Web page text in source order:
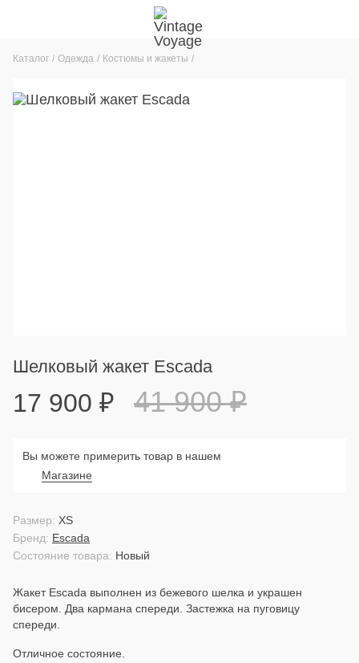
Каталог Одежда Костюмы и жакеты
Шелковый жакет Escada
17 900 ₽ 41 900₽
Вы можете примерить товар в нашем
Магазине
Состояние товара: Новый
Бренд: Escada
Размер: XS
Жакет Escada выполнен из бежевого шелка и украшен
бисером. Два кармана спереди. Застежка на пуговицу
спереди.
Отличное состояние.